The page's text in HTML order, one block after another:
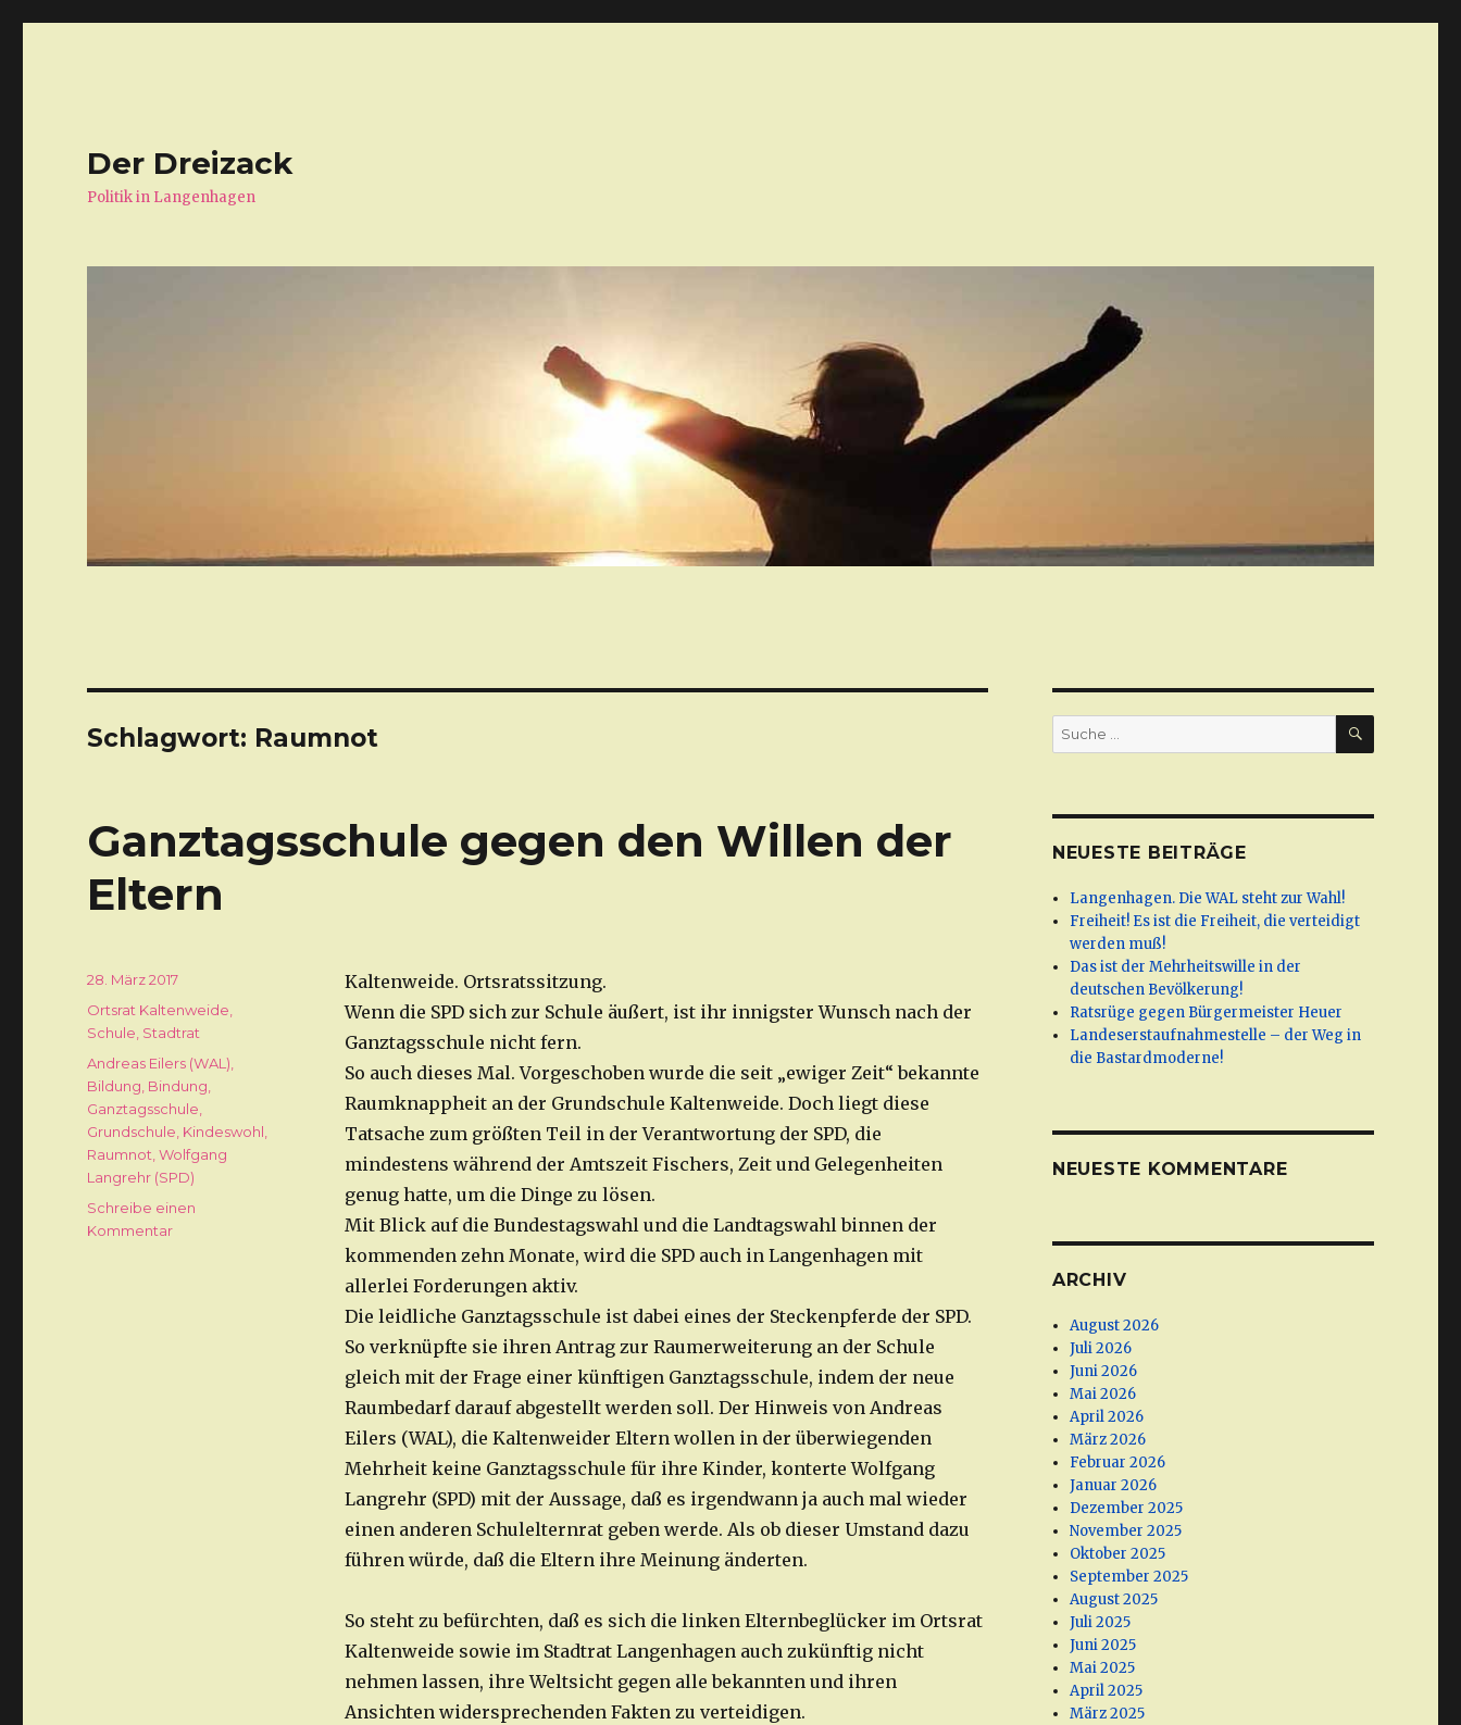
Der Dreizack
Politik in Langenhagen
Schlagwort: Raumnot
Ganztagsschule gegen den Willen der
Eltern
Kaltenweide. Ortsratssitzung.
Wenn die SPD sich zur Schule äußert, ist ihr innigster Wunsch nach der
Ganztagsschule nicht fern.
So auch dieses Mal. Vorgeschoben wurde die seit „ewiger Zeit“ bekannte
Raumknappheit an der Grundschule Kaltenweide. Doch liegt diese
Tatsache zum größten Teil in der Verantwortung der SPD, die
mindestens während der Amtszeit Fischers, Zeit und Gelegenheiten
genug hatte, um die Dinge zu lösen.
Mit Blick auf die Bundestagswahl und die Landtagswahl binnen der
kommenden zehn Monate, wird die SPD auch in Langenhagen mit
allerlei Forderungen aktiv.
Die leidliche Ganztagsschule ist dabei eines der Steckenpferde der SPD.
So verknüpfte sie ihren Antrag zur Raumerweiterung an der Schule
gleich mit der Frage einer künftigen Ganztagsschule, indem der neue
Raumbedarf darauf abgestellt werden soll. Der Hinweis von Andreas
Eilers (WAL), die Kaltenweider Eltern wollen in der überwiegenden
Mehrheit keine Ganztagsschule für ihre Kinder, konterte Wolfgang
Langrehr (SPD) mit der Aussage, daß es irgendwann ja auch mal wieder
einen anderen Schulelternrat geben werde. Als ob dieser Umstand dazu
führen würde, daß die Eltern ihre Meinung änderten.
So steht zu befürchten, daß es sich die linken Elternbeglücker im Ortsrat
Kaltenweide sowie im Stadtrat Langenhagen auch zukünftig nicht
nehmen lassen, ihre Weltsicht gegen alle bekannten und ihren
Ansichten widersprechenden Fakten zu verteidigen.
Veröffentlicht
am
28. März 2017
Kategorien
Ortsrat Kaltenweide
Schule Stadtrat
Schlagwörter
Andreas Eilers (WAL)
Bildung Bindung
Ganztagsschule
Grundschule Kindeswohl
Raumnot ,Wolfgang
Langrehr (SPD)
Schreibe einen
Kommentar
Suche
nach:
SUCHE
NEUESTE BEITRÄGE
Langenhagen. Die WAL steht zur Wahl!
Freiheit! Es ist die Freiheit, die verteidigt
werden muß!
Das ist der Mehrheitswille in der
deutschen Bevölkerung!
Ratsrüge gegen Bürgermeister Heuer
Landeserstaufnahmestelle – der Weg in
die Bastardmoderne!
NEUESTE KOMMENTARE
ARCHIV
August 2026
Juli 2026
Juni 2026
Mai 2026
April 2026
März 2026
Februar 2026
Januar 2026
Dezember 2025
November 2025
Oktober 2025
September 2025
August 2025
Juli 2025
Juni 2025
Mai 2025
April 2025
März 2025